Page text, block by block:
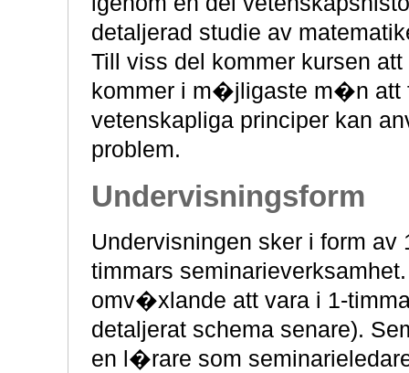
detaljerad studie av
Till viss del kommer kursen
kommer i m�jligaste m�n
vetenskapliga principer kan
problem.
Undervisningsform
Undervisningen sker i form
timmars
omv�xlande att vara i 1-
detaljerat schema senare).
en l�rare som